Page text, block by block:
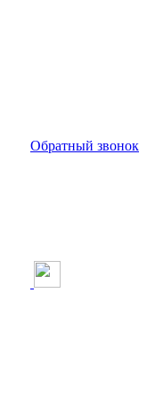
Обратный звонок